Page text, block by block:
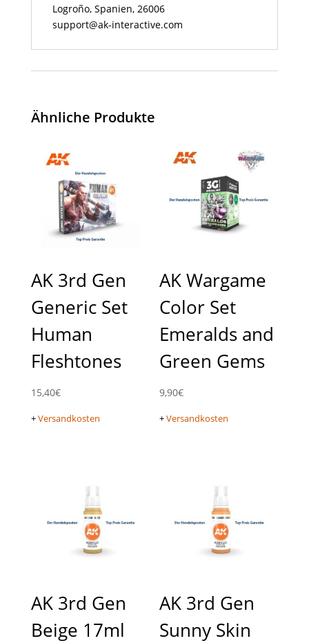
Logroño, Spanien, 26006
support@ak-interactive.com
Ähnliche Produkte
AK 3rd Gen
Generic Set
Human
Fleshtones
15,40€
+Versandkosten
AK Wargame
Color Set
Emeralds and
Green Gems
9,90€
+Versandkosten
AK 3rd Gen
Beige 17ml
AK 3rd Gen
Sunny Skin